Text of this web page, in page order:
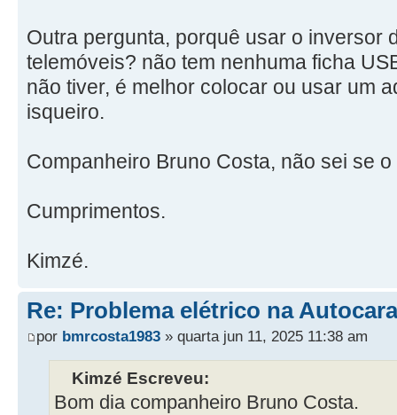
Outra pergunta, porquê usar o inversor
telemóveis? não tem nenhuma ficha
não tiver, é melhor colocar ou usar um
isqueiro.
Companheiro Bruno Costa, não sei se
Cumprimentos.
Kimzé.
Re: Problema elétrico na
por bmrcosta1983 » quarta jun 11, 2025 11:38 am
Kimzé Escreveu:
Bom dia companheiro Bruno Costa.